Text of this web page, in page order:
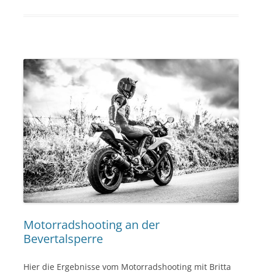
Motorradshooting an der
Bevertalsperre
Hier die Ergebnisse vom Motorradshooting mit Britta